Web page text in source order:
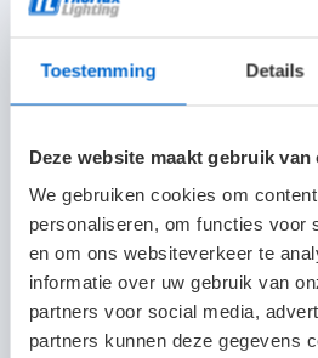
Toestemming Details
Deze website maakt gebruik van
We gebruiken cookies om
personaliseren, om functies voor
en om ons websiteverkeer te
informatie over uw gebruik van
partners voor social media,
partners kunnen deze gegevens
mogelijk, maar niet noodzakelijk. In
bedrijfszekerheid als van reguliere
functioneren van de armaturen, de
van de netspanning en de
bewaakt zichzelf. Een veilige
Met behulp van een infrarood
armaturen zeer snel en eenvoudig